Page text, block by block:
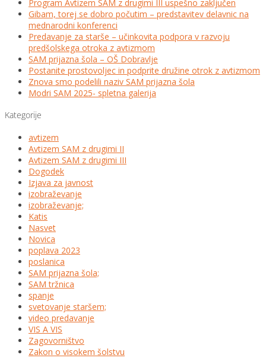
Program Avtizem SAM z drugimi III uspešno zaključen
Gibam, torej se dobro počutim – predstavitev delavnic na
mednarodni konferenci
Predavanje za starše – učinkovita podpora v razvoju
predšolskega otroka z avtizmom
SAM prijazna šola – OŠ Dobravlje
Postanite prostovoljec in podprite družine otrok z avtizmom
Znova smo podelili naziv SAM prijazna šola
Modri SAM 2025- spletna galerija
Kategorije
avtizem
Avtizem SAM z drugimi II
Avtizem SAM z drugimi III
Dogodek
Izjava za javnost
izobraževanje
izobraževanje;
Katis
Nasvet
Novica
poplava 2023
poslanica
SAM prijazna šola;
SAM tržnica
spanje
svetovanje staršem;
video predavanje
VIS A VIS
Zagovorništvo
Zakon o visokem šolstvu